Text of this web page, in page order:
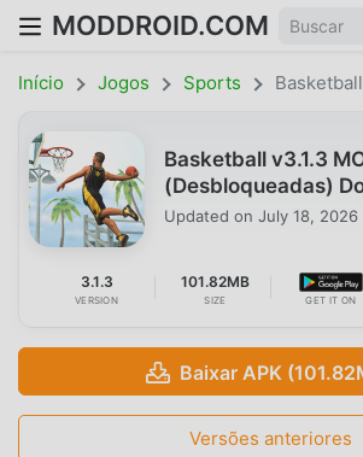
MODDROID.COM
Início Jogos Sports Basketball
Basketball v3.1.3
(Desbloqueadas)
Updated on July 18, 2026
3.1.3
VERSION
101.82MB
SIZE GET IT ON
Baixar APK
Versões anteriores